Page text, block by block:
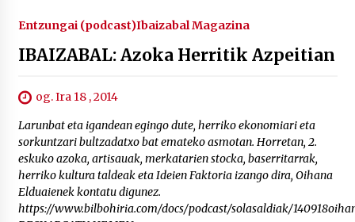
Entzungai (podcast)Ibaizabal Magazina
IBAIZABAL: Azoka Herritik Azpeitian
og. Ira 18 , 2014
Larunbat eta igandean egingo dute, herriko ekonomiari eta
sorkuntzari bultzadatxo bat emateko asmotan. Horretan, 2.
eskuko azoka, artisauak, merkatarien stocka, baserritarrak,
herriko kultura taldeak eta Ideien Faktoria izango dira, Oihana
Elduaienek kontatu digunez.
https://www.bilbohiria.com/docs/podcast/solasaldiak/